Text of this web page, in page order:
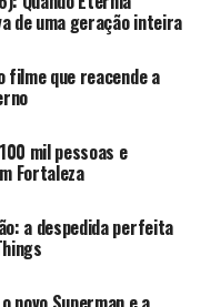
de Poder | Primeira
de uma geração inteira
filme que reacende a
mil pessoas e
Fortaleza
a despedida perfeita